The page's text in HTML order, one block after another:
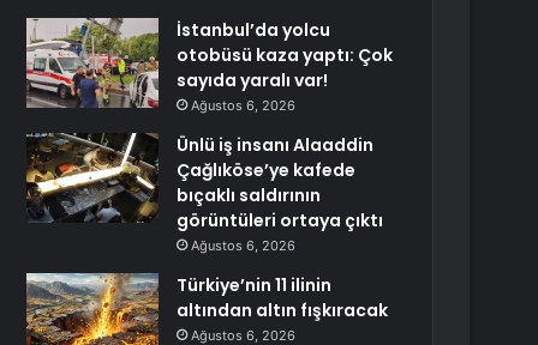
İstanbul’da yolcu
otobüsü kaza yaptı: Çok
sayıda yaralı var!
Ağustos 6, 2026
Ünlü iş insanı Alaaddin
Çağlıköse’ye kafede
bıçaklı saldırının
görüntüleri ortaya çıktı
Ağustos 6, 2026
Türkiye’nin 11 ilinin
altından altın fışkıracak
Ağustos 6, 2026